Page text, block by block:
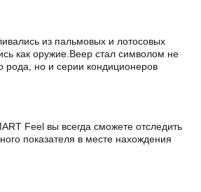
из пальмовых и лотосовых
как оружие.Веер стал символом не
рода, но и серии кондиционеров
Feel вы всегда сможете отследить
показателя в месте нахождения